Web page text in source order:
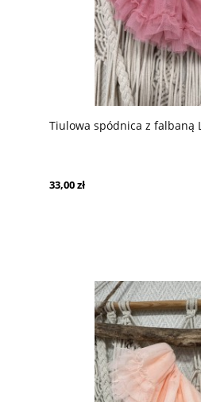
Tiulowa spódnica z falbaną
33,00 zł